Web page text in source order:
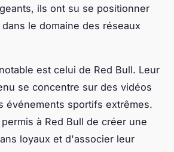
ils ont su se positionner
le domaine des réseaux
notable est celui de Red Bull. Leur
se concentre sur des vidéos
événements sportifs extrêmes.
à Red Bull de créer une
loyaux et d'associer leur